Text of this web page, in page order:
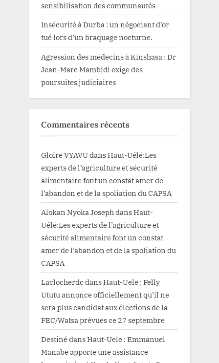
sensibilisation des communautés
Insécurité à Durba : un négociant d’or
tué lors d’un braquage nocturne.
Agression des médecins à Kinshasa : Dr
Jean-Marc Mambidi exige des
poursuites judiciaires
Commentaires récents
Gloire VYAVUdansHaut-Uélé:Les
experts de l’agriculture et sécurité
alimentaire font un constat amer de
l’abandon et de la spoliation du CAPSA
Alokan Nyoka Joseph dansHaut-
Uélé:Les experts de l’agriculture et
sécurité alimentaire font un constat
amer de l’abandon et de la spoliation du
CAPSA
Laclocherdc dansHaut-Uele : Felly
Ututu annonce officiellement qu’il ne
sera plus candidat aux élections de la
FEC/Watsa prévues ce 27 septembre
DestinédansHaut-Uele : Emmanuel
Manabe apporte une assistance